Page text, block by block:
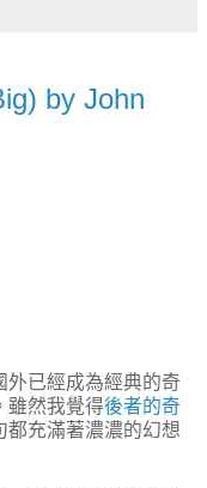
by John
外已經成為經典的奇
雖然我覺得後者的奇
都充滿著濃濃的幻想